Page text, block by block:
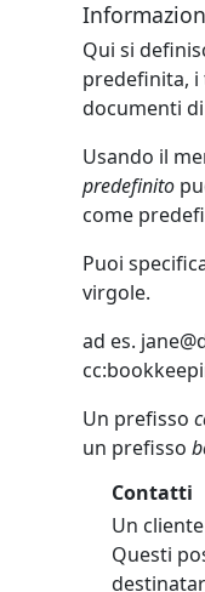
Qui si
predefinita, i
documenti
Usando il
predefinito
come
Puoi
virgole.
ad es.
cc:
Un prefisso
un prefisso
Contatti
Un
Questi